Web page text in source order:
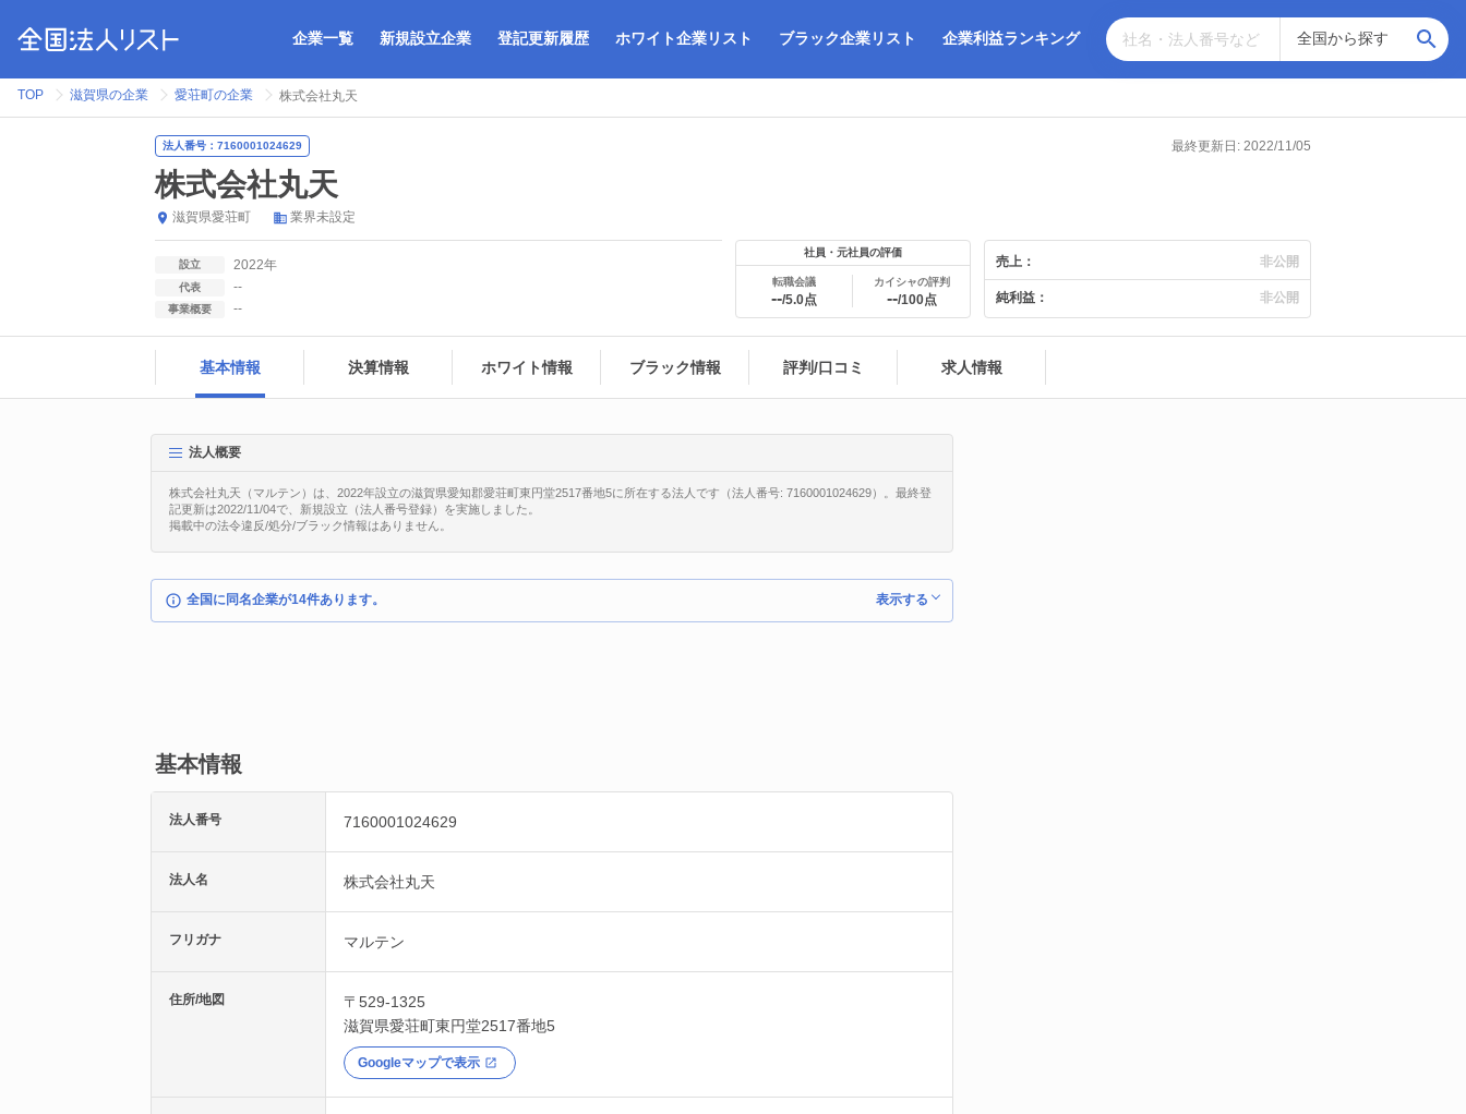
企業一覧 新規設立企業 登記更新履歴 ホワイト企業リスト ブラック企業リスト 企業利益ランキング
TOP 滋賀県の企業 愛荘町の企業 株式会社丸天
法人番号：7160001024629 最終更新日: 2022/11/05
株式会社丸天
滋賀県愛荘町 業界未設定
設立 2022年
代表 --
事業概要 --
社員・元社員の評価
転職会議
--/5.0点
カイシャの評判
--/100点
売上： 非公開
純利益： 非公開
基本情報 決算情報 ホワイト情報 ブラック情報 評判/口コミ 求人情報
法人概要
株式会社丸天（マルテン）は、2022年設立の滋賀県愛知郡愛荘町東円堂2517番地5に所在する法人です（法人番号: 7160001024629）。最終登
記更新は2022/11/04で、新規設立（法人番号登録）を実施しました。
掲載中の法令違反/処分/ブラック情報はありません。
全国に同名企業が14件あります。 表示する
基本情報
法人番号 7160001024629
法人名 株式会社丸天
フリガナ マルテン
住所/地図
〒529-1325
滋賀県愛荘町東円堂2517番地5
Googleマップで表示